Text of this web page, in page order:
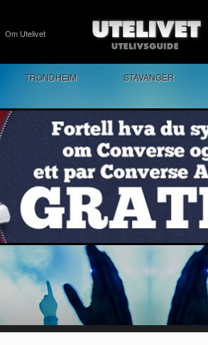
Om Utelivet
TRONDHEIM STAVANGER